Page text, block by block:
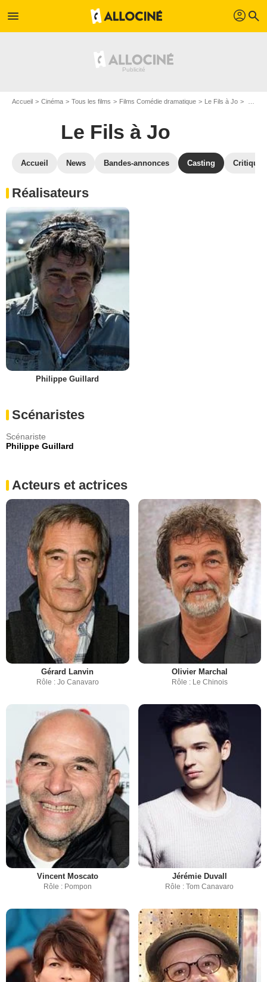
menu profil search
Accueil Cinéma Tous les films Films Comédie dramatique Le Fils à Jo
Le Fils à Jo
Accueil News Bandes-annonces Casting
Réalisateurs
Philippe Guillard
Scénaristes
Scénariste
Philippe Guillard
Acteurs et actrices
Gérard Lanvin
Rôle : Jo Canavaro
Olivier Marchal
Rôle : Le Chinois
Vincent Moscato
Rôle : Pompon
Jérémie Duvall
Rôle : Tom Canavaro